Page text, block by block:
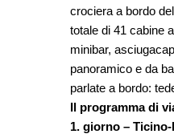
crociera a bordo
totale di 41 cabine
minibar,
panoramico e da
parlate a bordo:
Il programma di
1. giorno –